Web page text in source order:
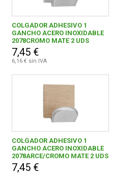
COLGADOR ADHESIVO 1
GANCHO ACERO INOXIDABLE
2078CROMO MATE 2 UDS
7,45 €
6,16 € sin IVA
COLGADOR ADHESIVO 1
GANCHO ACERO INOXIDABLE
2078ARCE/CROMO MATE 2 UDS
7,45 €